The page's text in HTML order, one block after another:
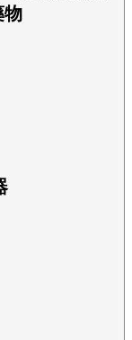
物